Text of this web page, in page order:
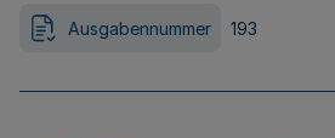
Ausgabennummer 193